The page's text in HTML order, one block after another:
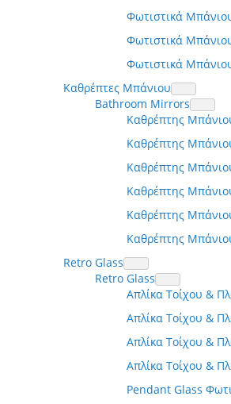
Φωτιστικά
Φωτιστικά
Φωτιστικά
Καθρέπτες Μπάνιου
Bathroom Mirrors
Καθρέπτης
Καθρέπτης
Καθρέπτης
Καθρέπτης
Καθρέπτης
Καθρέπτης
Retro Glass
Retro Glass
Απλίκα Τοίχου &
Απλίκα Τοίχου &
Απλίκα Τοίχου &
Απλίκα Τοίχου &
Pendant Glass